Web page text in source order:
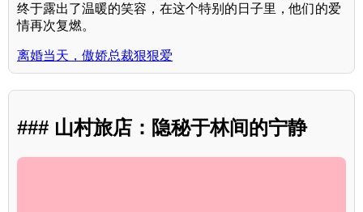
终于露出了温暖的笑容，在这个特别的日子里，他们的爱
情再次复燃。
离婚当天，傲娇总裁狠狠爱
### 山村旅店：隐秘于林间的宁静